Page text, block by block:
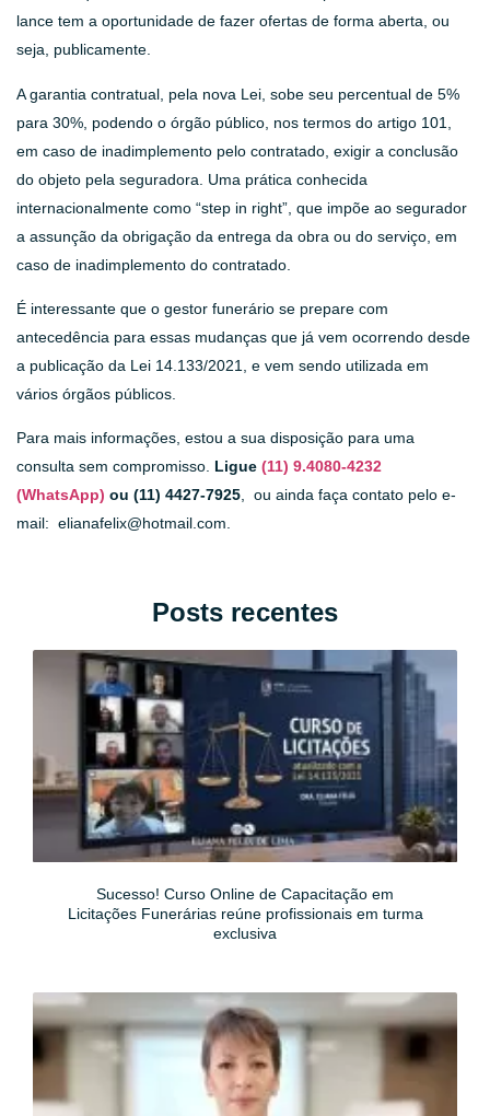
lance tem a oportunidade de fazer ofertas de forma aberta, ou
seja, publicamente.
A garantia contratual, pela nova Lei, sobe seu percentual de 5%
para 30%, podendo o órgão público, nos termos do artigo 101,
em caso de inadimplemento pelo contratado, exigir a conclusão
do objeto pela seguradora. Uma prática conhecida
internacionalmente como “step in right”, que impõe ao segurador
a assunção da obrigação da entrega da obra ou do serviço, em
caso de inadimplemento do contratado.
É interessante que o gestor funerário se prepare com
antecedência para essas mudanças que já vem ocorrendo desde
a publicação da Lei 14.133/2021, e vem sendo utilizada em
vários órgãos públicos.
Para mais informações, estou a sua disposição para uma
consulta sem compromisso. Ligue (11) 9.4080-4232
(WhatsApp) ou (11) 4427-7925, ou ainda faça contato pelo e-
mail: elianafelix@hotmail.com.
Posts recentes
Sucesso! Curso Online de Capacitação em
Licitações Funerárias reúne profissionais em turma
exclusiva